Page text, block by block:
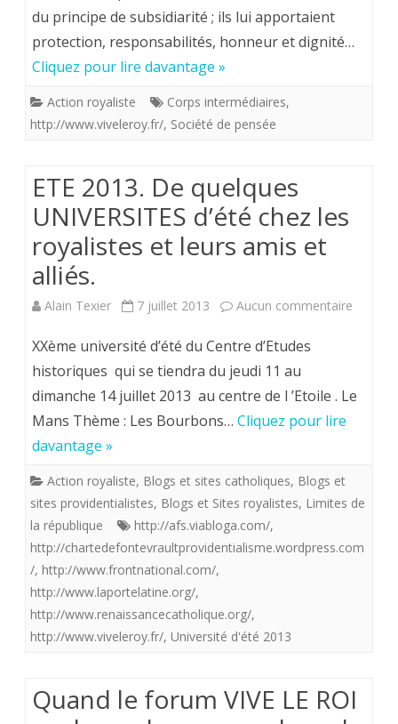
du principe de subsidiarité ; ils lui apportaient
protection, responsabilités, honneur et dignité…
Cliquez pour lire davantage »
Action royaliste Corps intermédiaires,
http://www.viveleroy.fr/, Société de pensée
ETE 2013. De quelques
UNIVERSITES d’été chez les
royalistes et leurs amis et
alliés.
Alain Texier 7 juillet 2013 Aucun commentaire
De
les
et
XXème université d’été du Centre d’Etudes
historiques qui se tiendra du jeudi 11 au
dimanche 14 juillet 2013 au centre de l ’Etoile . Le
Mans Thème : Les Bourbons… Cliquez pour lire
davantage »
Action royaliste, Blogs et sites catholiques, Blogs et
sites providentialistes, Blogs et Sites royalistes, Limites de
la république
http://afs.viabloga.com/,
http://chartedefontevraultprovidentialisme.wordpress.com
/, http://www.frontnational.com/,
http://www.laportelatine.org/,
http://www.renaissancecatholique.org/,
http://www.viveleroy.fr/, Université d'été 2013
Quand le forum VIVE LE ROI